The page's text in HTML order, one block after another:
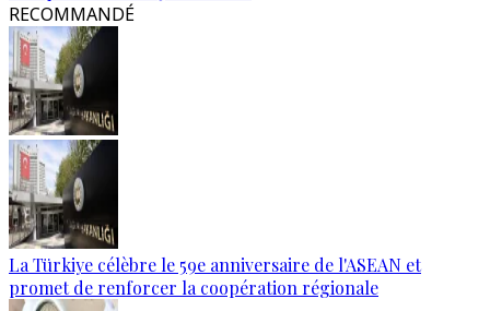
RECOMMANDÉ
La Türkiye célèbre le 59e anniversaire de l'ASEAN et
promet de renforcer la coopération régionale